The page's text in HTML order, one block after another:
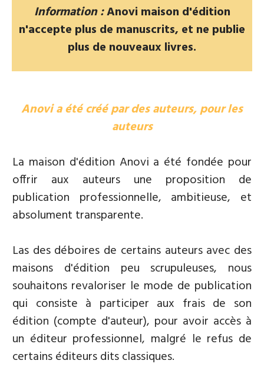
Information :Anovi maison d'édition
n'accepte plus de manuscrits, et ne publie
plus de nouveaux livres.
Anovi a été créé par des auteurs, pour les
auteurs
La maison d'édition Anovi a été fondée pour
offrir aux auteurs une proposition de
publication professionnelle, ambitieuse, et
absolument transparente.
Las des déboires de certains auteurs avec des
maisons d'édition peu scrupuleuses, nous
souhaitons revaloriser le mode de publication
qui consiste à participer aux frais de son
édition (compte d'auteur), pour avoir accès à
un éditeur professionnel, malgré le refus de
certains éditeurs dits classiques.